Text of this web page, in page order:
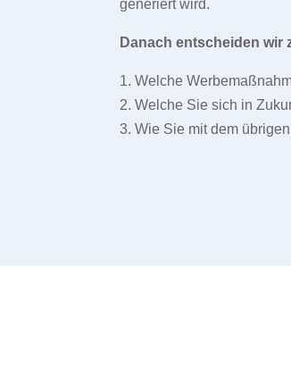
generiert wird.
Danach entscheiden wir
1. Welche
2. Welche Sie sich in
3. Wie Sie mit dem